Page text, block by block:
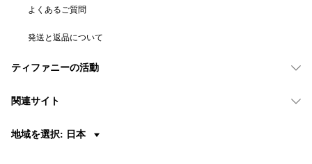
よくあるご質問
発送と返品について
ティファニーの活動
関連サイト
地域を選択: 日本